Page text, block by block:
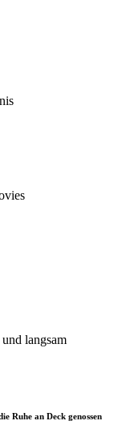
langsam
Ruhe an Deck genossen